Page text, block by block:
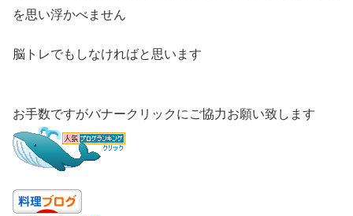
を思い浮かべません
脳トレでもしなければと思います
お手数ですがバナークリックにご協力お願い致します